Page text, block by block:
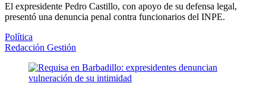
El expresidente Pedro Castillo, con apoyo de su defensa legal,
presentó una denuncia penal contra funcionarios del INPE.
Política
Redacción Gestión